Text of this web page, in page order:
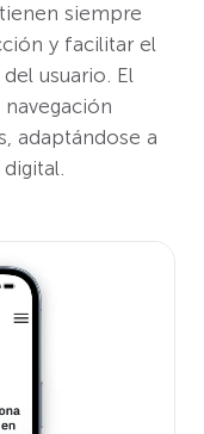
siempre
y facilitar el
usuario. El
adaptándose a